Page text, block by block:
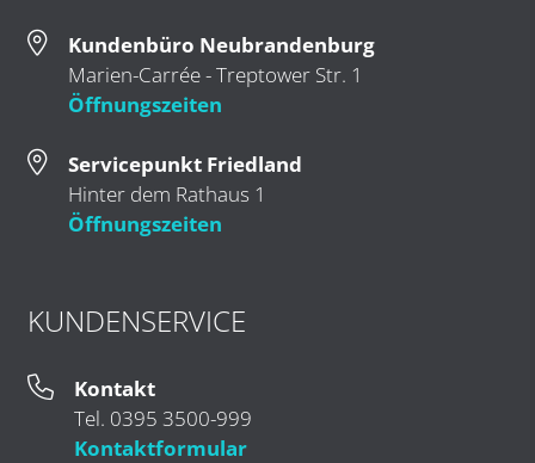
Kundenbüro Neubrandenburg
Marien-Carrée - Treptower Str. 1
Öffnungszeiten
Servicepunkt Friedland
Hinter dem Rathaus 1
Öffnungszeiten
KUNDENSERVICE
Kontakt
Tel. 0395 3500-999
Kontaktformular